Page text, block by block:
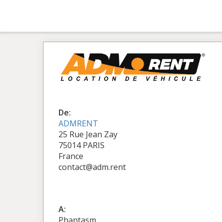
De:
ADMRENT
25 Rue Jean Zay
75014 PARIS
France
contact@adm.rent
A: